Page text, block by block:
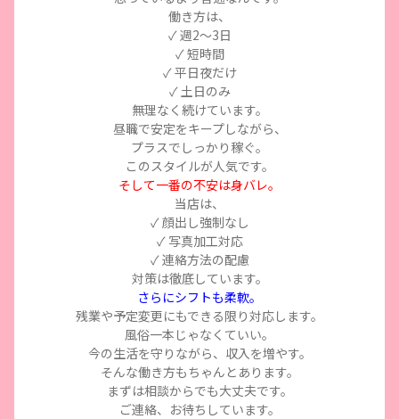
働き方は、
✓ 週2〜3日
✓ 短時間
✓ 平日夜だけ
✓ 土日のみ
無理なく続けています。
昼職で安定をキープしながら、
プラスでしっかり稼ぐ。
このスタイルが人気です。
そして一番の不安は身バレ。
当店は、
✓ 顔出し強制なし
✓ 写真加工対応
✓ 連絡方法の配慮
対策は徹底しています。
さらにシフトも柔軟。
残業や予定変更にもできる限り対応します。
風俗一本じゃなくていい。
今の生活を守りながら、収入を増やす。
そんな働き方もちゃんとあります。
まずは相談からでも大丈夫です。
ご連絡、お待ちしています。